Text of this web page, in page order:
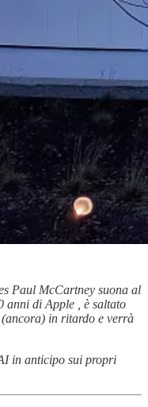
Paul McCartney suona al
anni di Apple , è saltato
in ritardo e verrà
in anticipo sui propri